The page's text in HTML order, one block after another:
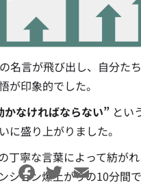
名言が飛び出し、自分た
が印象的でした。
かなければならない” とい
に盛り上がりました。
丁寧な言葉によって紡が
ション爆上がりの10分間で
FacebookTwitter Email